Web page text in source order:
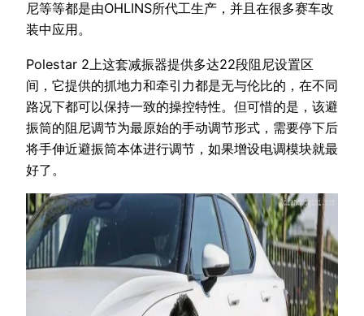
尼等等都是由OHLINS所代工生产，并且在很多赛车改
装中应用。
Polestar 2上这套减振器提供多达22段阻尼设置区
间，它提供的抓地力和牵引力都是无与伦比的，在不同
路况下都可以保持一致的操控特性。但可惜的是，该避
振筒的阻尼调节为最原始的手动调节形式，需要停下后
将手伸近避振筒本体进行调节，如果增设电调模块就最
好了。